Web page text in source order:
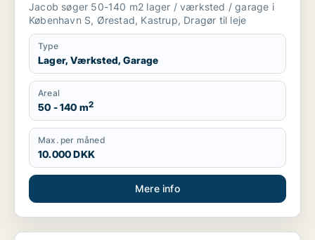
Jacob søger 50-140 m2 lager / værksted / garage i
København S, Ørestad, Kastrup, Dragør til leje
Type
Lager, Værksted, Garage
Areal
50 - 140 m2
Max. per måned
10.000 DKK
Mere info